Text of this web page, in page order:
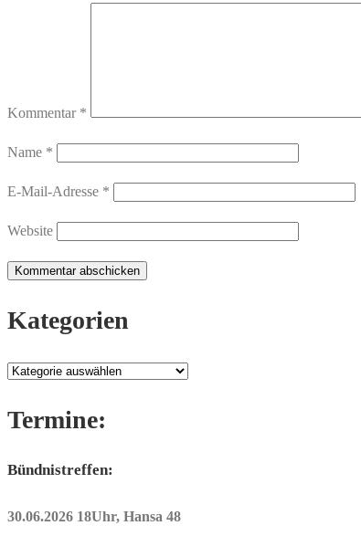
Kommentar *
Name *
E-Mail-Adresse *
Website
Kategorien
Kategorien
Termine:
Bündnistreffen:
30.06.2026 18Uhr, Hansa 48